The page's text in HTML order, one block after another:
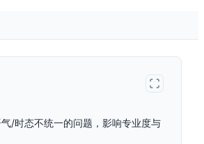
/时态不统一的问题，影响专业度与